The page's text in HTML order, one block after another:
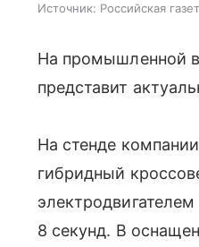
Источник: Российская
На промышленной
представит
На стенде
гибридный
8 секунд. В